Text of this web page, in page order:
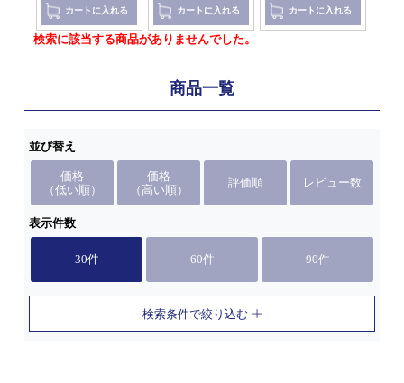
カートに入れる カートに入れる カートに入れる
検索に該当する商品がありませんでした。
商品一覧
並び替え
価格
（低い順）
価格
（高い順）
評価順 レビュー数
表示件数
30件 60件 90件
検索条件で絞り込む